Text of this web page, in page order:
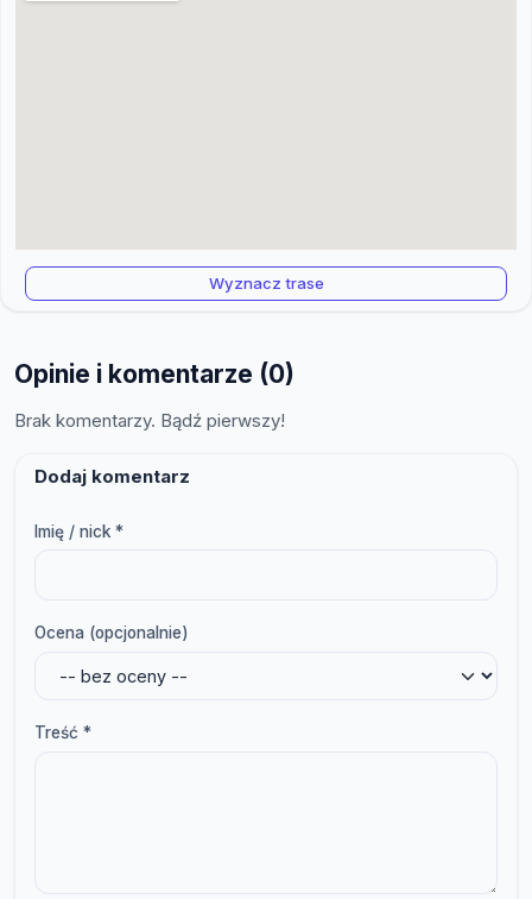
Wyznacz trase
Opinie i komentarze (0)
Brak komentarzy. Bądź pierwszy!
Dodaj komentarz
Imię / nick *
Ocena (opcjonalnie)
Treść *